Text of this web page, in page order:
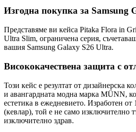
Изгодна покупка за Samsung
Представяме ви кейса Pitaka Flora in
Ultra Slim, ограничена серия,
вашия Samsung Galaxy S26 Ultra.
Висококачествена защита с
Този кейс е резултат от дизайнерска
и авангардната модна марка MÜNN,
естетика в ежедневието. Изработен
(кевлар), той е не само изключително
изключително здрав.